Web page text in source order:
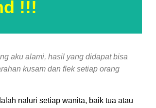
!!!
aku alami, hasil yang didapat bisa
kusam dan flek setiap orang
naluri setiap wanita, baik tua atau